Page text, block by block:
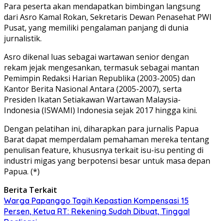
Para peserta akan mendapatkan bimbingan langsung
dari Asro Kamal Rokan, Sekretaris Dewan Penasehat PWI
Pusat, yang memiliki pengalaman panjang di dunia
jurnalistik.
Asro dikenal luas sebagai wartawan senior dengan
rekam jejak mengesankan, termasuk sebagai mantan
Pemimpin Redaksi Harian Republika (2003-2005) dan
Kantor Berita Nasional Antara (2005-2007), serta
Presiden Ikatan Setiakawan Wartawan Malaysia-
Indonesia (ISWAMI) Indonesia sejak 2017 hingga kini.
Dengan pelatihan ini, diharapkan para jurnalis Papua
Barat dapat memperdalam pemahaman mereka tentang
penulisan feature, khususnya terkait isu-isu penting di
industri migas yang berpotensi besar untuk masa depan
Papua. (*)
Berita Terkait
Warga Papanggo Tagih Kepastian Kompensasi 15
Persen, Ketua RT: Rekening Sudah Dibuat, Tinggal